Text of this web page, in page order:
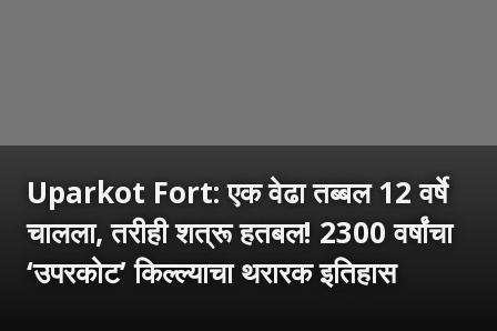
Uparkot Fort: एक वेढा तब्बल 12 वर्षे
चालला, तरीही शत्रू हतबल! 2300 वर्षांचा
‘उपरकोट’ किल्ल्याचा थरारक इतिहास